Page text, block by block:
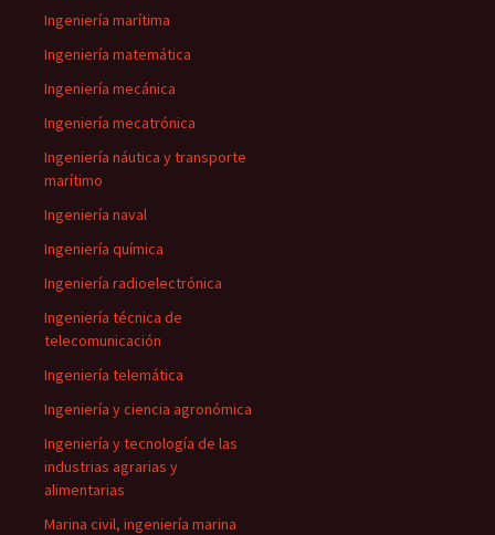
Ingeniería marítima
Ingeniería matemática
Ingeniería mecánica
Ingeniería mecatrónica
Ingeniería náutica y transporte
marítimo
Ingeniería naval
Ingeniería química
Ingeniería radioelectrónica
Ingeniería técnica de
telecomunicación
Ingeniería telemática
Ingeniería y ciencia agronómica
Ingeniería y tecnología de las
industrias agrarias y
alimentarias
Marina civil, ingeniería marina